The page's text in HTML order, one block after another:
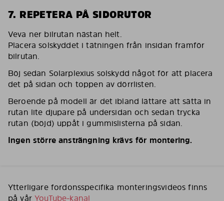
7. REPETERA PÅ SIDORUTOR
Veva ner bilrutan nästan helt.
Placera solskyddet i tätningen från insidan framför
bilrutan.
Böj sedan Solarplexius solskydd något för att placera
det på sidan och toppen av dörrlisten.
Beroende på modell är det ibland lättare att sätta in
rutan lite djupare på undersidan och sedan trycka
rutan (böjd) uppåt i gummislisterna på sidan.
Ingen större ansträngning krävs för montering.
Ytterligare fordonsspecifika monteringsvideos finns
på vårYouTube-kanal